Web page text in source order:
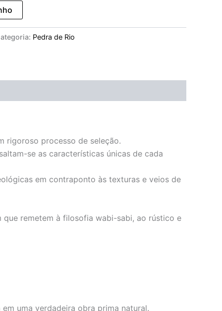
Pedra de Rio
rigoroso processo de seleção.
se as características únicas de cada
em contraponto às texturas e veios de
remetem à filosofia wabi-sabi, ao rústico e
uma verdadeira obra prima natural.